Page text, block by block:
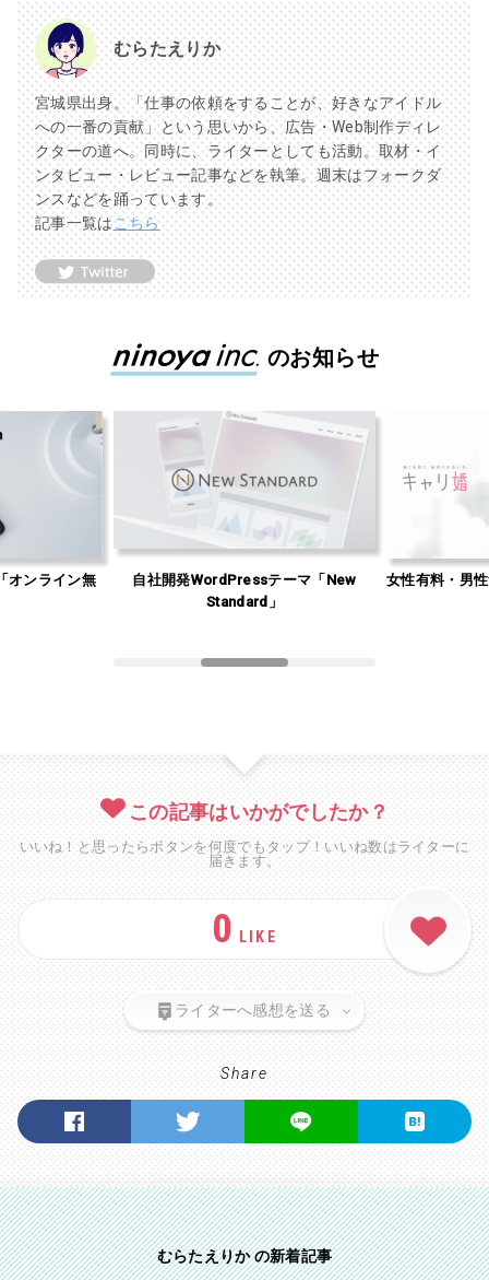
むらたえりか
宮城県出身。「仕事の依頼をすることが、好きなアイドル
への一番の貢献」という思いから、広告・Web制作ディレ
クターの道へ。同時に、ライターとしても活動。取材・イ
ンタビュー・レビュー記事などを執筆。週末はフォークダ
ンスなどを踊っています。
記事一覧はこちら
のお知らせ
オンライン無
自社開発WordPressテーマ「New
Standard」
女性有料・男
この記事はいかがでしたか？
いいね！と思ったらボタンを何度でもタップ！いいね数はライターに
届きます。
0 LIKE
ライターへ感想を送る
Share
むらたえりか の新着記事